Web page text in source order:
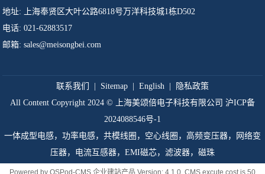
地址:
上海奉贤区大叶公路6818号万洋科技城1栋D502
电话: 021-62883517
邮箱: sales@meisongbei.com
联系我们 Sitemap English
隐私政策
All Content Copyright 2024 © 上海美颂倍电子科技有限公司 沪ICP备
2024088546号-1
一体成型电感，功率电感，共模线圈，空心线圈，高频变压器，网络变
压器，电流互感器，EMI磁芯，滤波器，磁珠